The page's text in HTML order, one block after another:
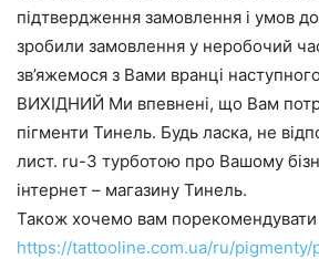
підтвердження замовлення і умов
зробили замовлення у неробочий
зв’яжемося з Вами вранці
ВИХІДНИЙ Ми впевнені, що Вам
пігменти Тинель. Будь ласка, не
лист. ru-З турботою про Вашому
інтернет – магазину Тинель.
Також хочемо вам порекомендувати
https://tattooline.com.ua/ru/